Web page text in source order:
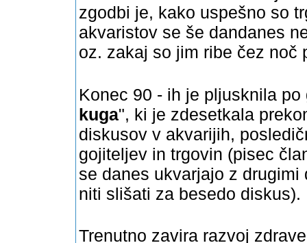
zgodbi je, kako uspešno so
akvaristov se še dandanes
oz. zakaj so jim ribe čez noč
Konec 90 - ih je pljusknila
kuga", ki je zdesetkala
diskusov v akvarijih,
gojiteljev in trgovin (pisec
se danes ukvarjajo z
niti slišati za besedo diskus).
Trenutno zavira razvoj